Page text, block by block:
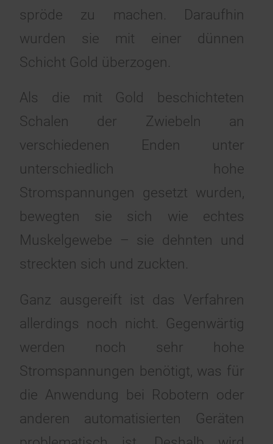
spröde zu machen. Daraufhin
wurden sie mit einer dünnen
Schicht Gold überzogen.
Als die mit Gold beschichteten
Schalen der Zwiebeln an
verschiedenen Enden unter
unterschiedlich hohe
Stromspannungen gesetzt wurden,
bewegten sie sich wie echtes
Muskelgewebe – sie dehnten und
streckten sich und zuckten.
Ganz ausgereift ist das Verfahren
allerdings noch nicht. Gegenwärtig
werden noch sehr hohe
Stromspannungen benötigt, was für
die Anwendung bei Robotern oder
anderen automatisierten Geräten